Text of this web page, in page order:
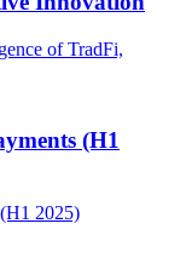
(H1